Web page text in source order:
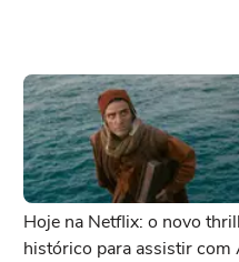
Hoje na Netflix: o novo
histórico para assistir com